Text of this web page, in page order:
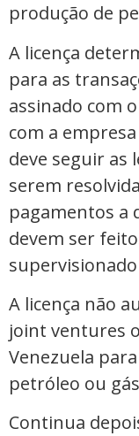
produção de
A ​licença
para as
⁠assinado com
com a
deve seguir as
serem
pagamentos a
​devem ser
supervisionado
A licença não
joint ventures
Venezuela
petróleo ou
Continua